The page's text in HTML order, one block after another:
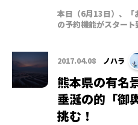
本日（6月13日）、「
の予約機能がスター
2017.04.08 ノハラ
熊本県の有名
垂涎の的「御
挑む！